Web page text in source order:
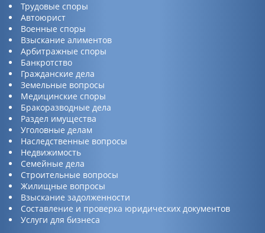
Трудовые споры
Автоюрист
Военные споры
Взыскание алиментов
Арбитражные споры
Банкротство
Гражданские дела
Земельные вопросы
Медицинские споры
Бракоразводные дела
Раздел имущества
Уголовные делам
Наследственные вопросы
Недвижимость
Семейные дела
Строительные вопросы
Жилищные вопросы
Взыскание задолженности
Составление и проверка юридических документов
Услуги для бизнеса